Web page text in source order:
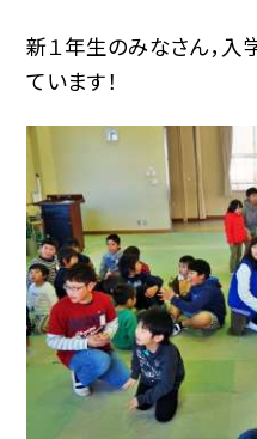
新１年生のみなさん，
ています！